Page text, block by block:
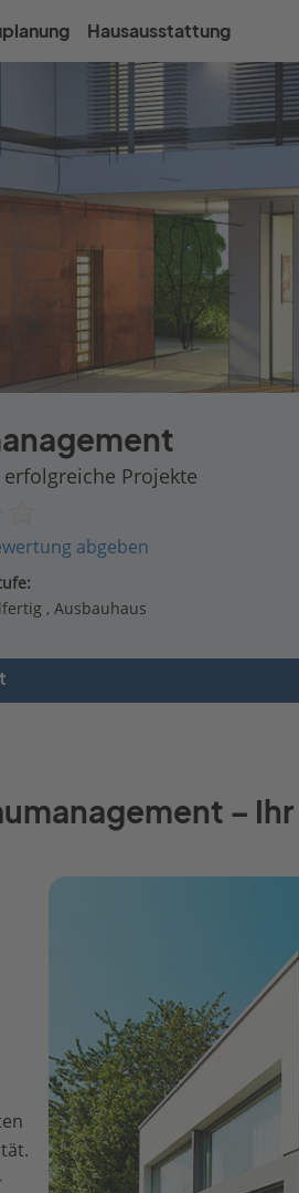
Hausausstattung
Projekte
abgeben
Ausbauhaus
–